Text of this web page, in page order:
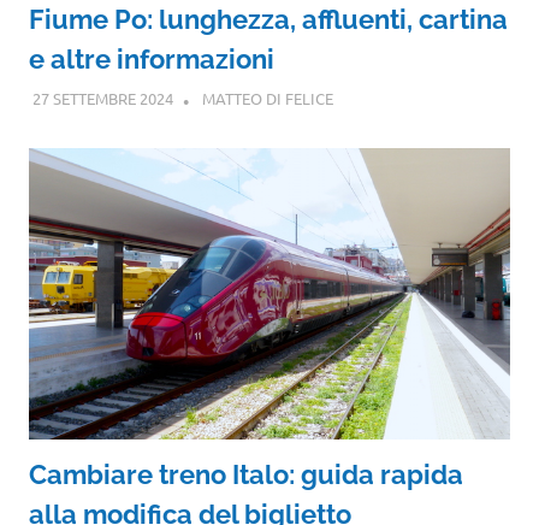
Fiume Po: lunghezza, affluenti, cartina
e altre informazioni
27 SETTEMBRE 2024 MATTEO DI FELICE
Cambiare treno Italo: guida rapida
alla modifica del biglietto